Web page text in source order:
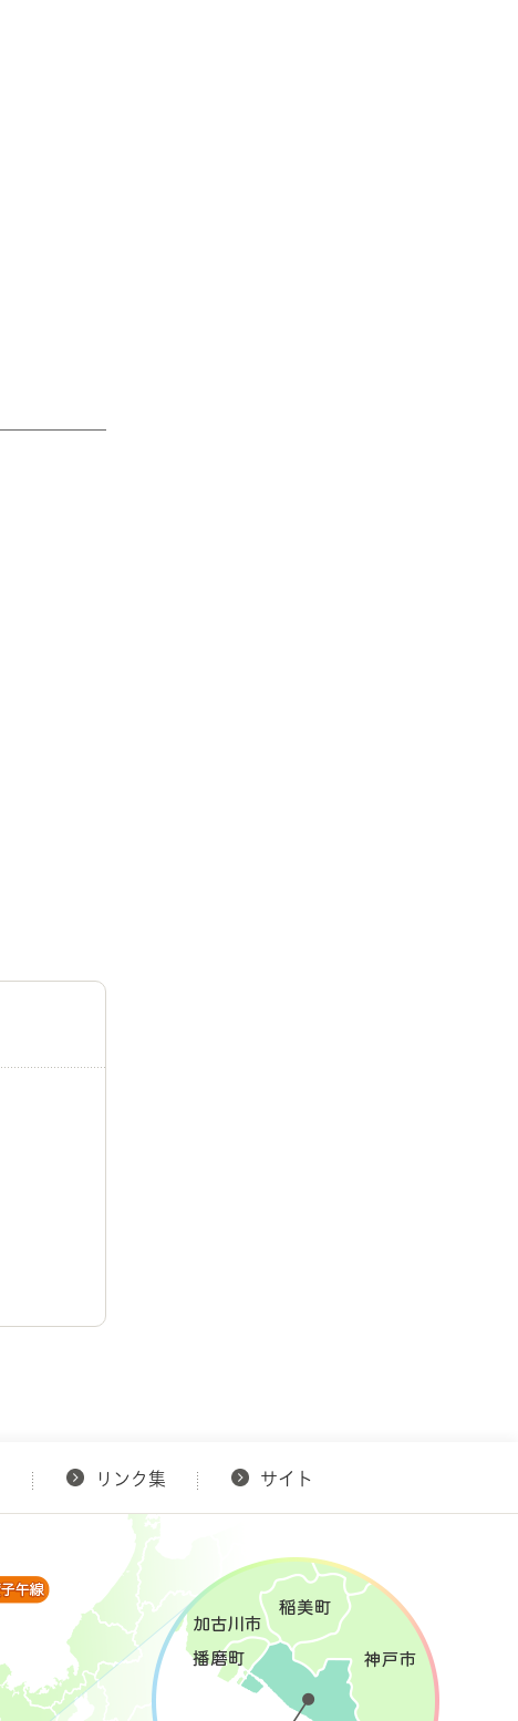
リンク集 サイト